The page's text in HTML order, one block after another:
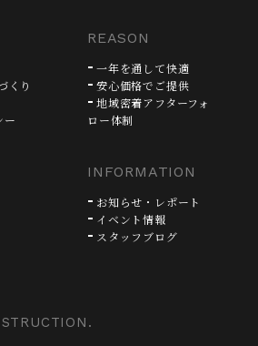
くり
ー
REASON
一年を通して快適
安心価格でご提供
地域密着アフターフォ
ロー体制
INFORMATION
お知らせ・レポート
イベント情報
スタッフブログ